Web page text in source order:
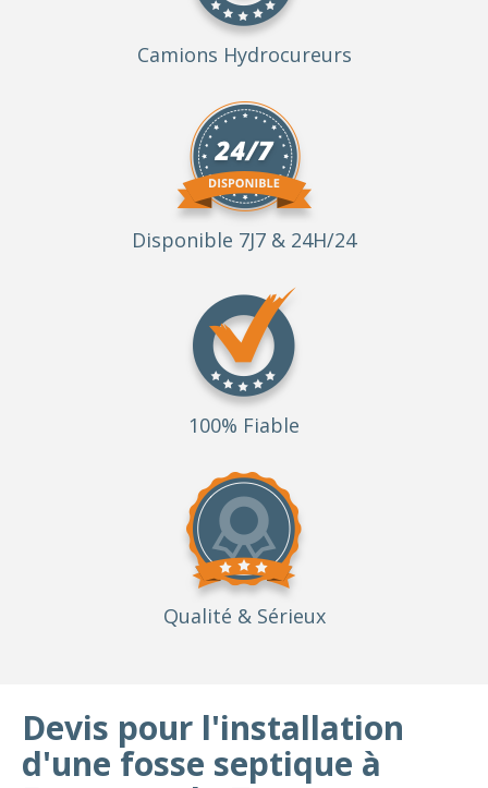
Camions Hydrocureurs
Disponible 7J7 & 24H/24
100% Fiable
Qualité & Sérieux
Devis pour l'installation
d'une fosse septique à